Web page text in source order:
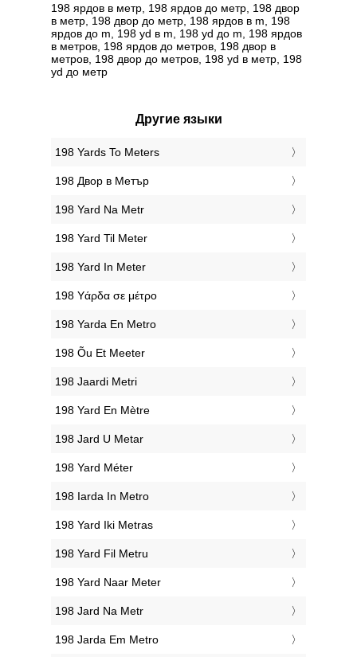
198 ярдов в метр, 198 ярдов до метр, 198 двор
в метр, 198 двор до метр, 198 ярдов в m, 198
ярдов до m, 198 yd в m, 198 yd до m, 198 ярдов
в метров, 198 ярдов до метров, 198 двор в
метров, 198 двор до метров, 198 yd в метр, 198
yd до метр
Другие языки
‎198 Yards To Meters
‎198 Двор в Метър
‎198 Yard Na Metr
‎198 Yard Til Meter
‎198 Yard In Meter
‎198 Υάρδα σε μέτρο
‎198 Yarda En Metro
‎198 Õu Et Meeter
‎198 Jaardi Metri
‎198 Yard En Mètre
‎198 Jard U Metar
‎198 Yard Méter
‎198 Iarda In Metro
‎198 Yard Iki Metras
‎198 Yard Fil Metru
‎198 Yard Naar Meter
‎198 Jard Na Metr
‎198 Jarda Em Metro